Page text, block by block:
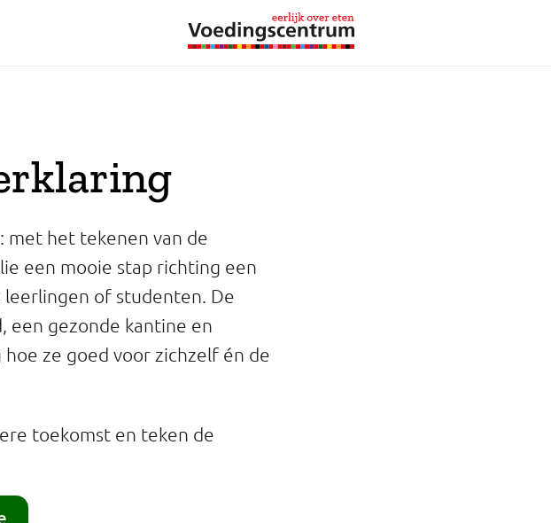
met het tekenen van de
een mooie stap richting een
of studenten. De
een gezonde kantine en
ze goed voor zichzelf én de
toekomst en teken de